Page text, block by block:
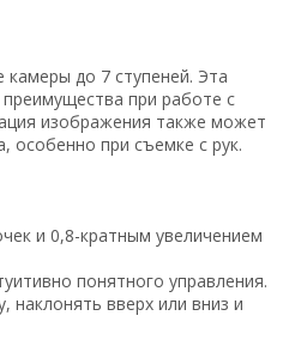
до 7 ступеней. Эта
при работе с
изображения также может
особенно при съемке с рук.
и 0,8-кратным увеличением
понятного управления.
наклонять вверх или вниз и